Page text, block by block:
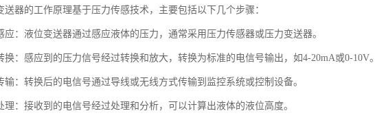
送器的工作原理基于压力传感技术，主要包括以下几个步骤：
应：液位变送器通过感应液体的压力，通常采用压力传感器或压力变送器。
换：感应到的压力信号经过转换和放大，转换为标准的电信号输出，如4-20mA或0-10V。
输：转换后的电信号通过导线或无线方式传输到监控系统或控制设备。
理：接收到的电信号经过处理和分析，可以计算出液体的液位高度。